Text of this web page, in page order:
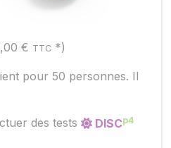
€ TTC *)
pour 50 personnes. Il
des tests DISCp4